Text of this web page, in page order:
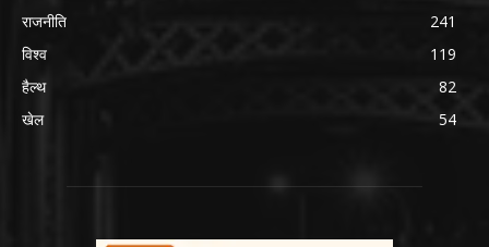
राजनीति
241
विश्व
119
हैल्थ
82
खेल
54